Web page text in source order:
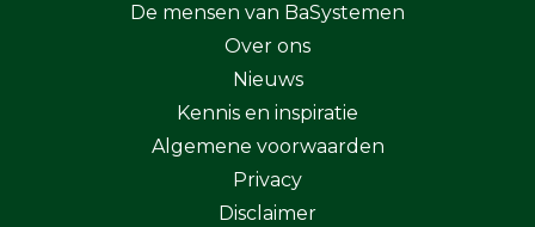
De mensen van BaSystemen
Over ons
Nieuws
Kennis en inspiratie
Algemene voorwaarden
Privacy
Disclaimer